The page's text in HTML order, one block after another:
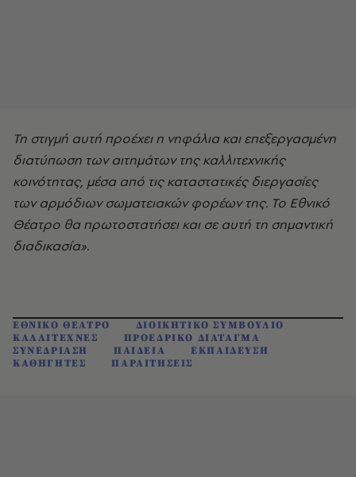
Τη στιγμή αυτή προέχει η νηφάλια και επεξεργασμένη
διατύπωση των αιτημάτων της καλλιτεχνικής
κοινότητας, μέσα από τις καταστατικές διεργασίες
των αρμόδιων σωματειακών φορέων της. Το Εθνικό
Θέατρο θα πρωτοστατήσει και σε αυτή τη σημαντική
διαδικασία».
ΕΘΝΙΚΟ ΘΕΑΤΡΟ
ΔΙΟΙΚΗΤΙΚΟ ΣΥΜΒΟΥΛΙΟ
ΚΑΛΛΙΤΕΧΝΕΣ
ΠΡΟΕΔΡΙΚΟ ΔΙΑΤΑΓΜΑ
ΣΥΝΕΔΡΙΑΣΗ
ΠΑΙΔΕΙΑ
ΕΚΠΑΙΔΕΥΣΗ
ΚΑΘΗΓΗΤΕΣ
ΠΑΡΑΙΤΗΣΕΙΣ